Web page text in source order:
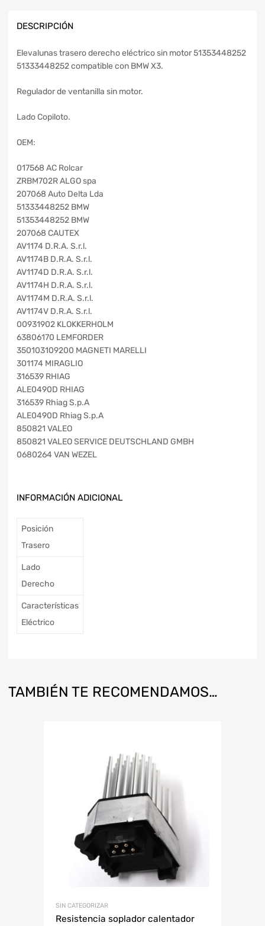
DESCRIPCIÓN
Elevalunas trasero derecho eléctrico sin motor 51353448252
51333448252 compatible con BMW X3.
Regulador de ventanilla sin motor.
Lado Copiloto.
OEM:
017568 AC Rolcar
ZRBM702R ALGO spa
207068 Auto Delta Lda
51333448252 BMW
51353448252 BMW
207068 CAUTEX
AV1174 D.R.A. S.r.l.
AV1174B D.R.A. S.r.l.
AV1174D D.R.A. S.r.l.
AV1174H D.R.A. S.r.l.
AV1174M D.R.A. S.r.l.
AV1174V D.R.A. S.r.l.
00931902 KLOKKERHOLM
63806170 LEMFORDER
350103109200 MAGNETI MARELLI
301174 MIRAGLIO
316539 RHIAG
ALE0490D RHIAG
316539 Rhiag S.p.A
ALE0490D Rhiag S.p.A
850821 VALEO
850821 VALEO SERVICE DEUTSCHLAND GMBH
0680264 VAN WEZEL
INFORMACIÓN ADICIONAL
Posición
Trasero
Lado
Derecho
Características
Eléctrico
TAMBIÉN TE RECOMENDAMOS…
SIN CATEGORIZAR
Resistencia soplador calentador